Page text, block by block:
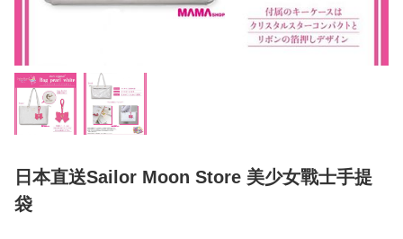
日本直送Sailor Moon Store 美少女戰士手提
袋